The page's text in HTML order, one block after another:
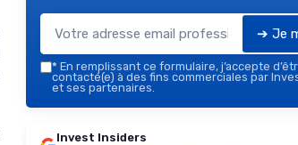
➔ Je
* En remplissant ce formulaire, j’accepte
contacté(e) à des fins commerciales par
et ses partenaires.
Invest Insiders